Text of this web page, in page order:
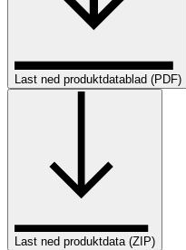
Last ned produktdatablad (PDF)
Last ned produktdata (ZIP)